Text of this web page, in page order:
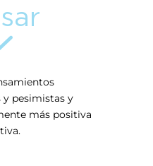
pesimistas y
más positiva